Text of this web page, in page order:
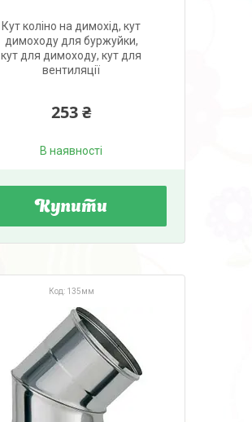
Кут коліно на димохід, кут
димоходу для буржуйки,
кут для димоходу, кут для
вентиляції
253 ₴
В наявності
Купити
135мм